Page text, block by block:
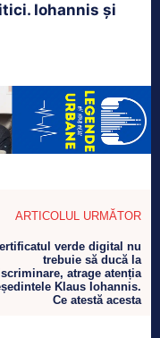
Iohannis și
ARTICOLUL URMĂTOR
verde digital nu
trebuie să ducă la
atrage atenția
Klaus Iohannis.
Ce atestă acesta